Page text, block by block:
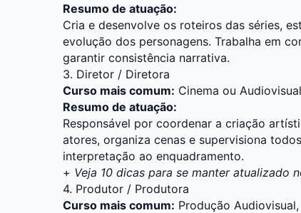
Resumo de atuação:
Cria e desenvolve os roteiros das séries,
evolução dos personagens. Trabalha em
garantir consistência narrativa.
3. Diretor / Diretora
Curso mais comum: Cinema ou Audiovisual
Resumo de atuação:
Responsável por coordenar a criação
atores, organiza cenas e supervisiona
interpretação ao enquadramento.
+ Veja 10 dicas para se manter atualizado
4. Produtor / Produtora
Curso mais comum: Produção Audiovisual,